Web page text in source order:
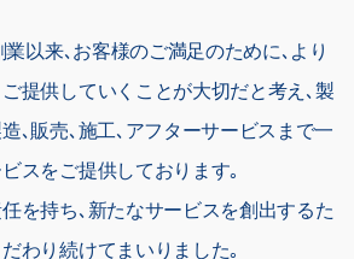
以来､お客様のご満足のために､より
提供していくことが大切だと考え､製
､販売､施工､アフターサービスまで一
スをご提供しております｡
を持ち､新たなサービスを創出するた
わり続けてまいりました｡